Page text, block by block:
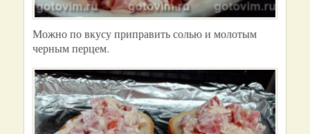
Можно по вкусу приправить солью и молотым
черным перцем.